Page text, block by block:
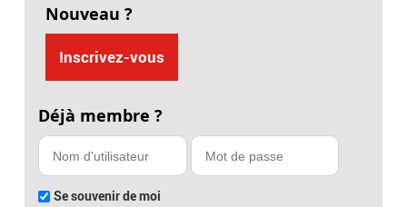
Nouveau ?
Inscrivez-vous
Déjà membre ?
Se souvenir de moi